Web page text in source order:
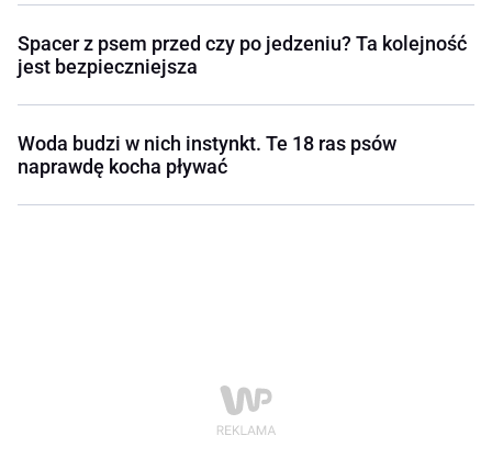
Spacer z psem przed czy po jedzeniu? Ta kolejność
jest bezpieczniejsza
Woda budzi w nich instynkt. Te 18 ras psów
naprawdę kocha pływać